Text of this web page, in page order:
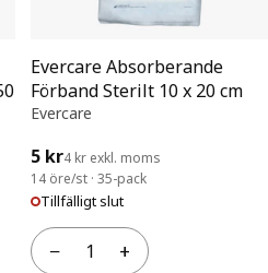
Evercare Absorberande
Förband Sterilt 10 x 20 cm
Evercare
5 kr4 kr exkl. moms
14 öre/st · 35-pack
Tillfälligt slut
−
Antal +